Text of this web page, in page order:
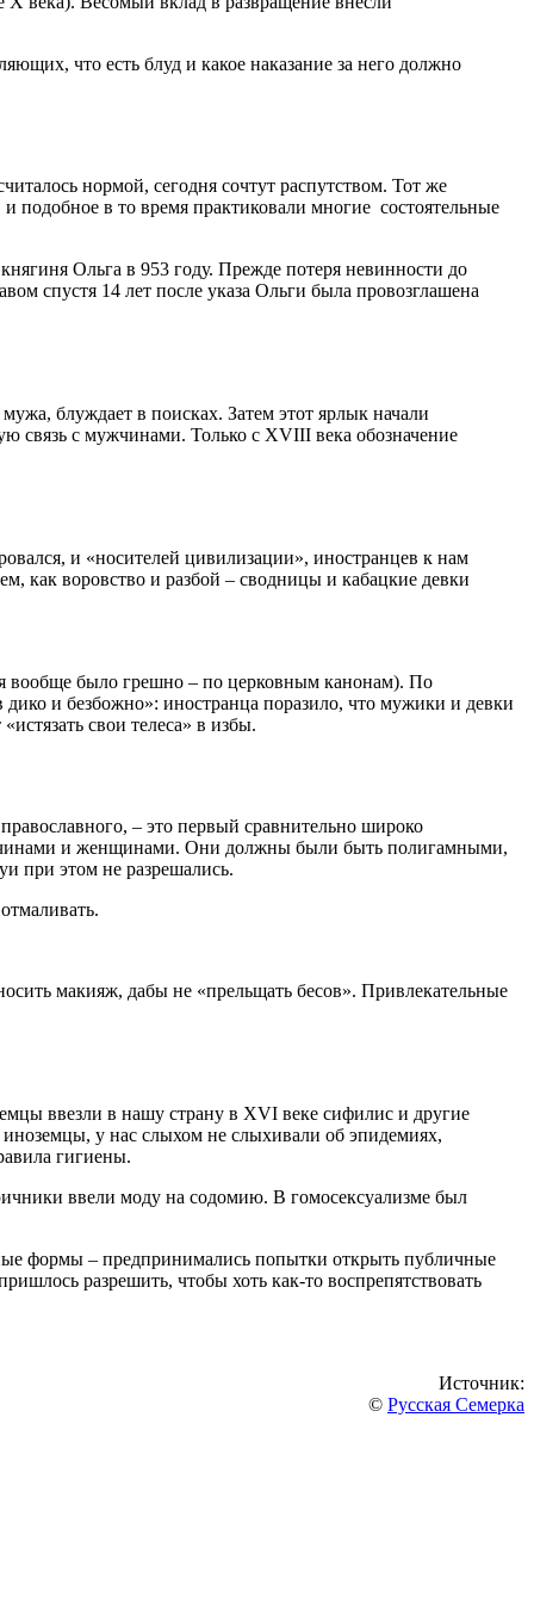
что есть блуд и какое наказание за него должно
нормой, сегодня сочтут распутством. Тот же
подобное в то время практиковали многие состоятельные
Ольга в 953 году. Прежде потеря невинности до
спустя 14 лет после указа Ольги была провозглашена
блуждает в поисках. Затем этот ярлык начали
связь с мужчинами. Только с XVIII века обозначение
и «носителей цивилизации», иностранцев к нам
как воровство и разбой – сводницы и кабацкие девки
вообще было грешно – по церковным канонам). По
дико и безбожно»: иностранца поразило, что мужики и девки
свои телеса» в избы.
– это первый сравнительно широко
и женщинами. Они должны были быть полигамными,
при этом не разрешались.
макияж, дабы не «прельщать бесов». Привлекательные
ввезли в нашу страну в XVI веке сифилис и другие
у нас слыхом не слыхивали об эпидемиях,
гигиены.
ввели моду на содомию. В гомосексуализме был
формы – предпринимались попытки открыть публичные
разрешить, чтобы хоть как-то воспрепятствовать
Источник:
© Русская Семерка